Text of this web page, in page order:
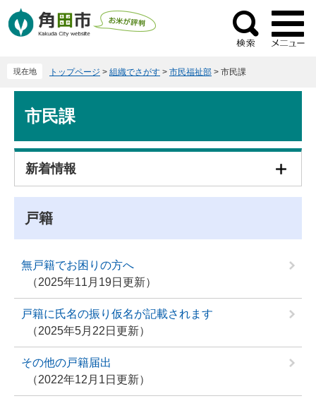
ー
ニ
検
索
現在地 トップページ > 組織でさがす > 市民福祉部 > 市民課
文市民課
新着情報
戸籍
無戸籍でお困りの方へ
2025年11月19日更新
戸籍に氏名の振り仮名が記載されます
2025年5月22日更新
その他の戸籍届出
2022年12月1日更新